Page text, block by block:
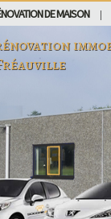
DE MAISON